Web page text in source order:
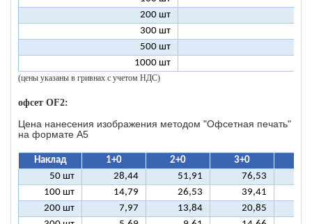
200 шт
300 шт
500 шт
1000 шт
(цены указаны в гривнах с учетом НДС)
офсет OF2:
Цена нанесения изображения методом "Офсетная печать"
на формате A5
Наклад 1+0 2+0 3+0
50 шт
28,44 51,91 76,53
100 шт
14,79 26,53 39,41
200 шт
7,97 13,84 20,85